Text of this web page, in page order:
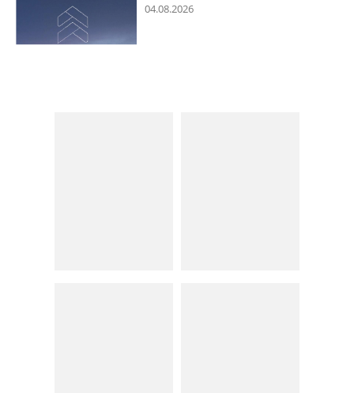
04.08.2026